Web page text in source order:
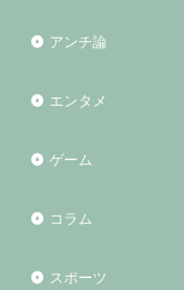
アンチ論
エンタメ
ゲーム
コラム
スポーツ